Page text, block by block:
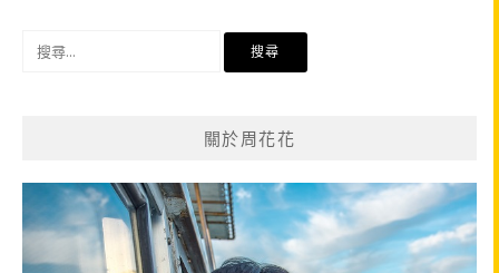
覽
關於周花花